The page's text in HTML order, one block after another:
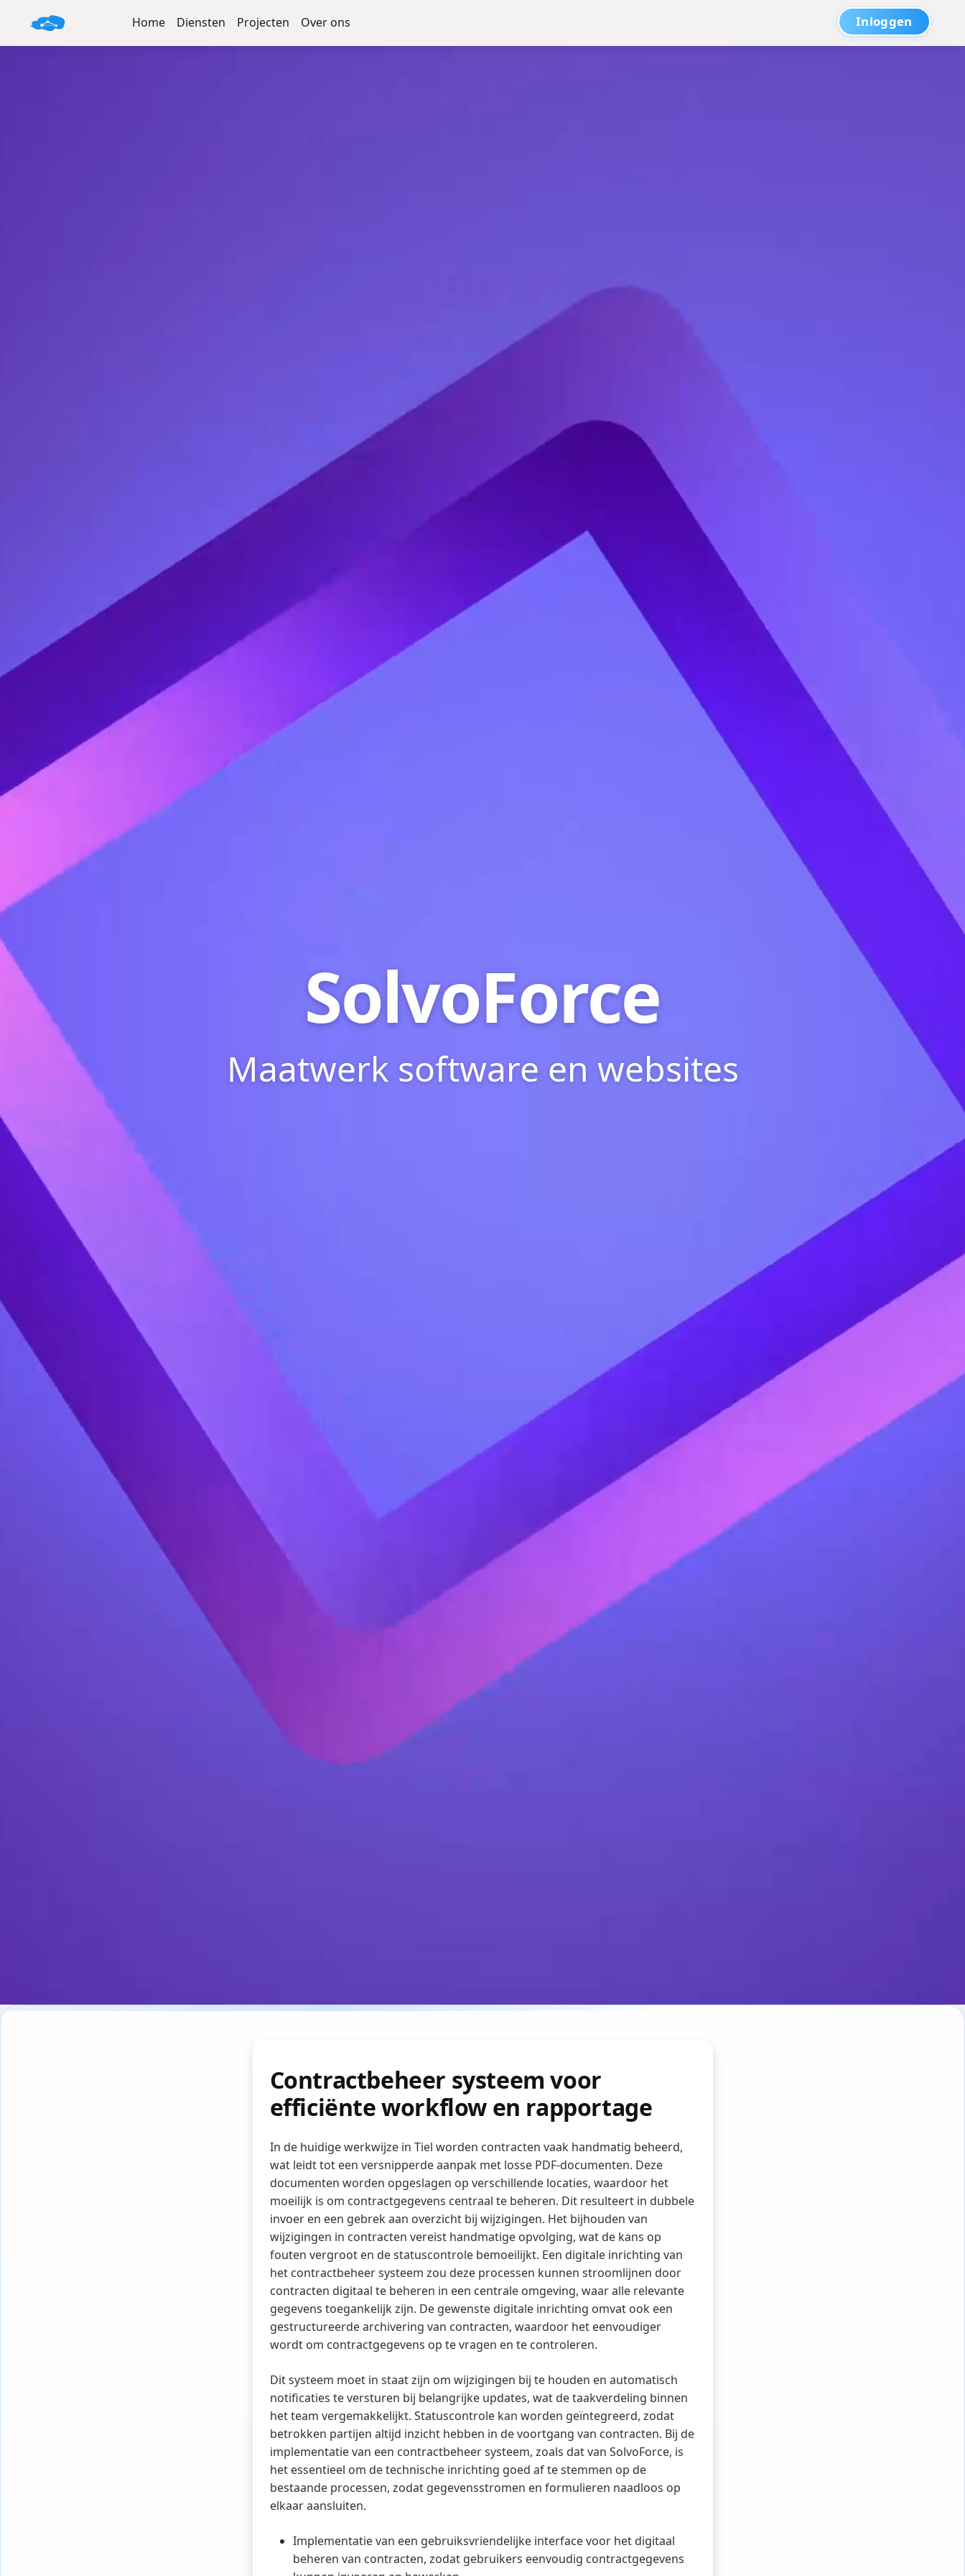
Home Diensten Projecten Over ons Inloggen
SolvoForce
Maatwerk software en websites
Contractbeheer systeem voor
efficiënte workflow en rapportage
In de huidige werkwijze in Tiel worden contracten vaak handmatig beheerd,
wat leidt tot een versnipperde aanpak met losse PDF-documenten. Deze
documenten worden opgeslagen op verschillende locaties, waardoor het
moeilijk is om contractgegevens centraal te beheren. Dit resulteert in dubbele
invoer en een gebrek aan overzicht bij wijzigingen. Het bijhouden van
wijzigingen in contracten vereist handmatige opvolging, wat de kans op
fouten vergroot en de statuscontrole bemoeilijkt. Een digitale inrichting van
het contractbeheer systeem zou deze processen kunnen stroomlijnen door
contracten digitaal te beheren in een centrale omgeving, waar alle relevante
gegevens toegankelijk zijn. De gewenste digitale inrichting omvat ook een
gestructureerde archivering van contracten, waardoor het eenvoudiger
wordt om contractgegevens op te vragen en te controleren.
Dit systeem moet in staat zijn om wijzigingen bij te houden en automatisch
notificaties te versturen bij belangrijke updates, wat de taakverdeling binnen
het team vergemakkelijkt. Statuscontrole kan worden geïntegreerd, zodat
betrokken partijen altijd inzicht hebben in de voortgang van contracten. Bij de
implementatie van een contractbeheer systeem, zoals dat van SolvoForce, is
het essentieel om de technische inrichting goed af te stemmen op de
bestaande processen, zodat gegevensstromen en formulieren naadloos op
elkaar aansluiten.
Implementatie van een gebruiksvriendelijke interface voor het digitaal
beheren van contracten, zodat gebruikers eenvoudig contractgegevens